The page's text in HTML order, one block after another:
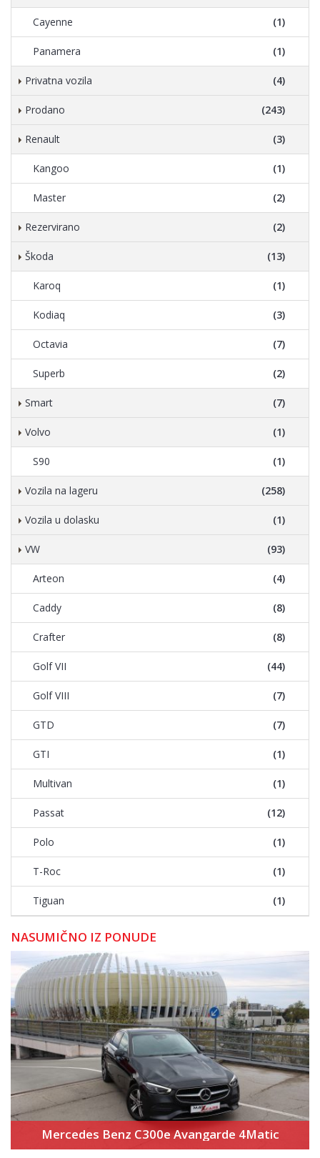
Cayenne (1)
Panamera (1)
Privatna vozila (4)
Prodano (243)
Renault (3)
Kangoo (1)
Master (2)
Rezervirano (2)
Škoda (13)
Karoq (1)
Kodiaq (3)
Octavia (7)
Superb (2)
Smart (7)
Volvo (1)
S90 (1)
Vozila na lageru (258)
Vozila u dolasku (1)
VW (93)
Arteon (4)
Caddy (8)
Crafter (8)
Golf VII (44)
Golf VIII (7)
GTD (7)
GTI (1)
Multivan (1)
Passat (12)
Polo (1)
T-Roc (1)
Tiguan (1)
NASUMIČNO IZ PONUDE
Mercedes Benz C300e Avangarde 4Matic